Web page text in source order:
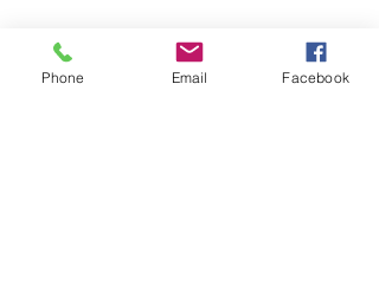
Canalisé par Le Choix d'Etre
Phone Email Facebook